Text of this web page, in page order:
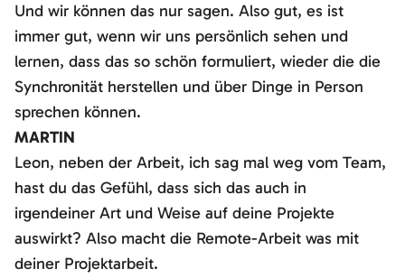
Und wir können das nur sagen. Also gut, es ist
immer gut, wenn wir uns persönlich sehen und
lernen, dass das so schön formuliert, wieder die die
Synchronität herstellen und über Dinge in Person
sprechen können.
MARTIN
Leon, neben der Arbeit, ich sag mal weg vom Team,
hast du das Gefühl, dass sich das auch in
irgendeiner Art und Weise auf deine Projekte
auswirkt? Also macht die Remote-Arbeit was mit
deiner Projektarbeit.